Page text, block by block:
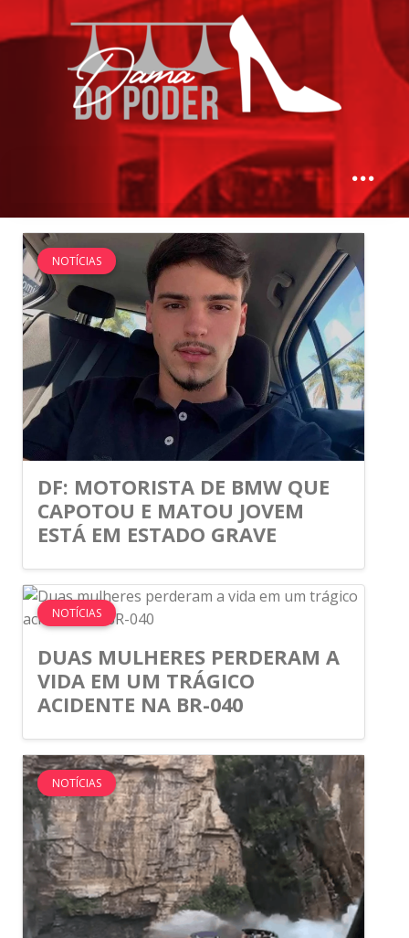
NOTÍCIAS
DF: MOTORISTA DE BMW QUE
CAPOTOU E MATOU JOVEM
ESTÁ EM ESTADO GRAVE
NOTÍCIAS
DUAS MULHERES PERDERAM A
VIDA EM UM TRÁGICO
ACIDENTE NA BR-040
NOTÍCIAS